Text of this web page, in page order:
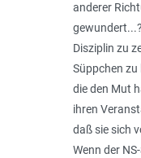
anderer
Disziplin zu
Süppchen zu
die den Mut
ihren
daß sie sich
Wenn der